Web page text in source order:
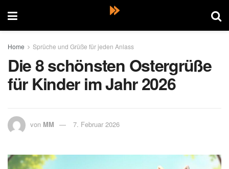
Home Sprüche und Grüße für jeden Anlass
Die 8 schönsten Ostergrüße
für Kinder im Jahr 2026
von MM 7. Februar 2026